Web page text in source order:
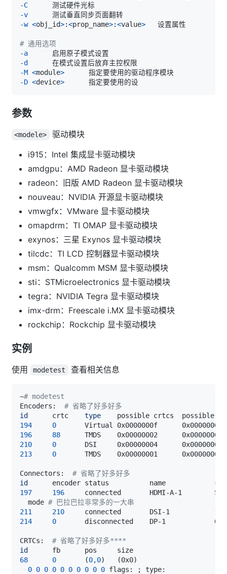
-C
-v
-w <obj_id>:<prop_name>:<value>
# 通用选项
-a
-d
-M <module>
-D <device>
参数
<modele>
驱动模块
i915：Intel 集成显卡驱动模块
amdgpu：AMD Radeon 显卡驱动模块
radeon：旧版 AMD Radeon 显卡驱动模块
nouveau：NVIDIA 开源显卡驱动模块
vmwgfx：VMware 显卡驱动模块
omapdrm：TI OMAP 显卡驱动模块
exynos：三星 Exynos 显卡驱动模块
tilcdc：TI LCD 控制器显卡驱动模块
msm：Qualcomm MSM 显卡驱动模块
sti：STMicroelectronics 显卡驱动模块
tegra：NVIDIA Tegra 显卡驱动模块
imx-drm：Freescale i.MX 显卡驱动模块
rockchip：Rockchip 显卡驱动模块
实例
使用 modetest 查看相关信息
~# modetest
Encoders: # 省略了好多好多
id
      crtc
type
194
0
196
88
210
0
213
0
Connectors: # 省略了好多好多
id
encoder status          name
197
196
connected       HDMI-A-1
  mode
# 巴拉巴拉非常多的一大串
211
210
connected       DSI-1
214
0
disconnected    DP-1
CRTCs: # 省略了好多好多****
id
68
0 (0,0) (0x0)
0 0 0 0 0 0 0 0 0 0 flags: ;